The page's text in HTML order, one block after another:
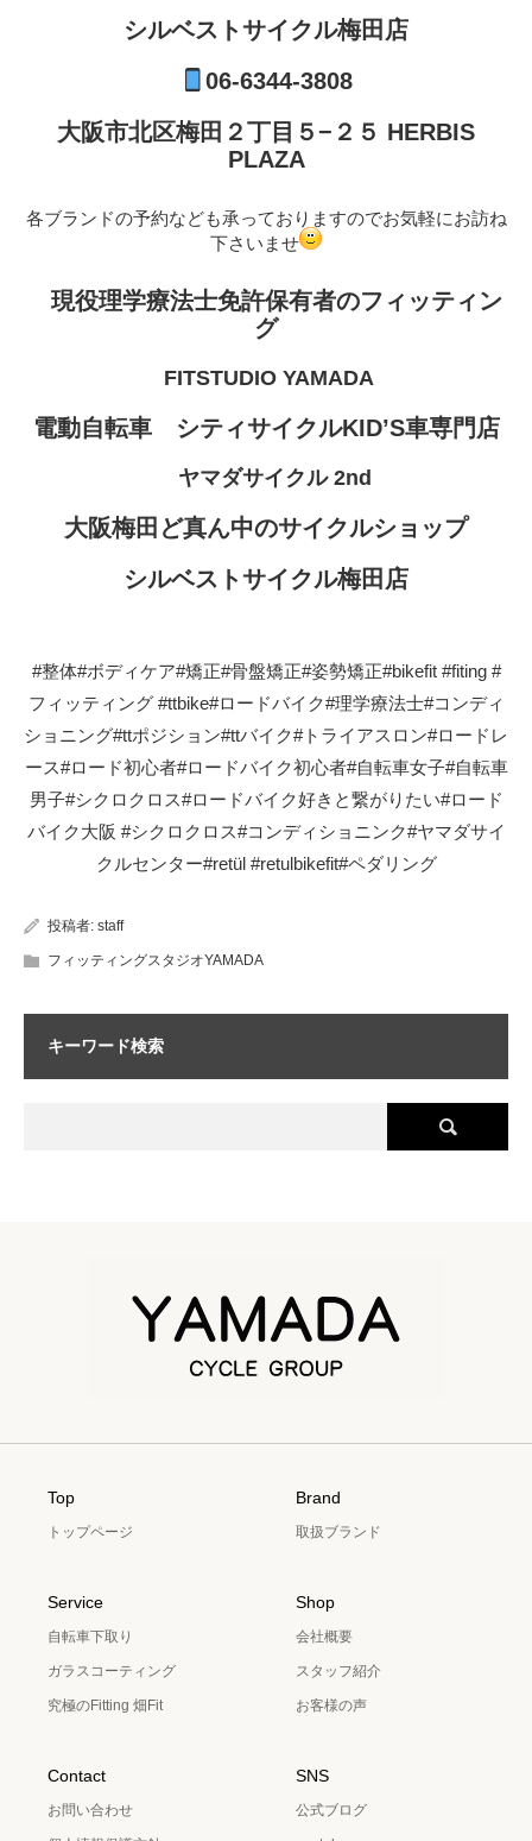
シルベストサイクル梅田店
06-6344-3808
大阪市北区梅田２丁目５−２５ HERBIS
PLAZA
各ブランドの予約なども承っておりますのでお気軽にお訪ね
下さいませ
現役理学療法士免許保有者のフィッティン
グ
FITSTUDIO YAMADA
電動自転車 シティサイクルKID’S車専門店
ヤマダサイクル 2nd
大阪梅田ど真ん中のサイクルショップ
シルベストサイクル梅田店
#整体#ボディケア#矯正#骨盤矯正#姿勢矯正#bikefit #fiting #
フィッティング #ttbike#ロードバイク#理学療法士#コンディ
ショニング#ttポジション#ttバイク#トライアスロン#ロードレ
ース#ロード初心者#ロードバイク初心者#自転車女子#自転車
男子#シクロクロス#ロードバイク好きと繋がりたい#ロード
バイク大阪 #シクロクロス#コンディショニンク#ヤマダサイ
クルセンター#retül #retulbikefit#ペダリング
投稿者: staff
フィッティングスタジオYAMADA
キーワード検索
Top
トップページ
Brand
取扱ブランド
Service
自転車下取り
ガラスコーティング
究極のFitting 畑Fit
Shop
会社概要
スタッフ紹介
お客様の声
Contact
お問い合わせ
SNS
公式ブログ